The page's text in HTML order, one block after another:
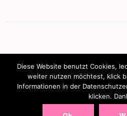
Diese Website benutzt Cookies,
weiter nutzen möchtest, klick
Informationen in der
klicken.